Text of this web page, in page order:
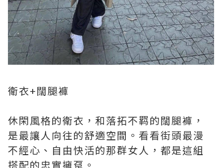
衛衣+闊腿褲
休閑風格的衛衣，和落拓不羁的闊腿褲，
是最讓人向往的舒適空間。看看街頭最漫
不經心、自由快活的那群女人，都是這組
搭配的忠實擁趸。